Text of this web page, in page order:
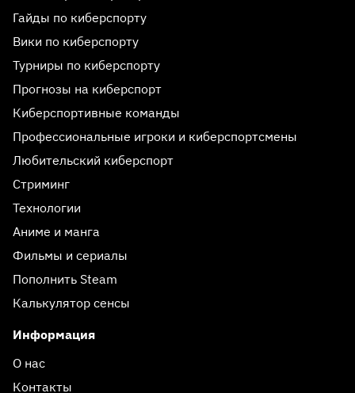
Гайды по киберспорту
Вики по киберспорту
Турниры по киберспорту
Прогнозы на киберспорт
Киберспортивные команды
Профессиональные игроки и киберспортсмены
Любительский киберспорт
Стриминг
Технологии
Аниме и манга
Фильмы и сериалы
Пополнить Steam
Калькулятор сенсы
Информация
О нас
Контакты